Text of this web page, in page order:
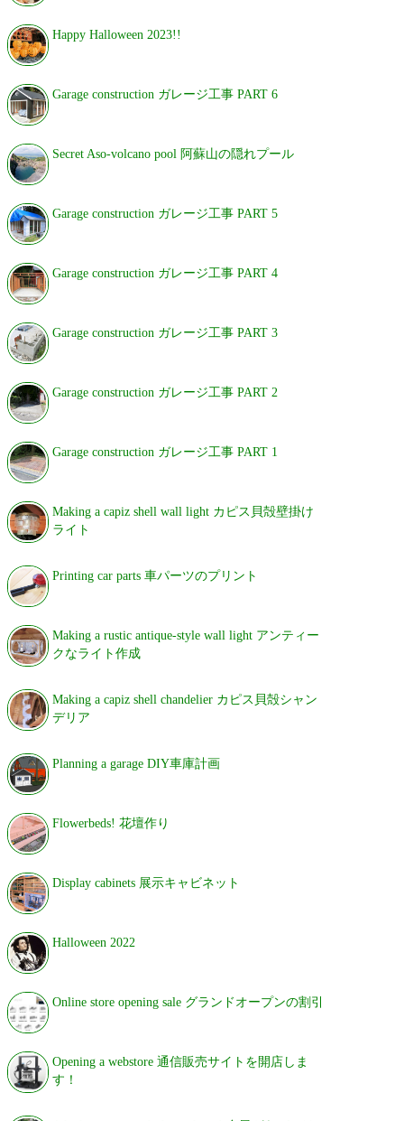
Happy Halloween 2023!!
Garage construction ガレージ工事 PART 6
Secret Aso-volcano pool 阿蘇山の隠れプール
Garage construction ガレージ工事 PART 5
Garage construction ガレージ工事 PART 4
Garage construction ガレージ工事 PART 3
Garage construction ガレージ工事 PART 2
Garage construction ガレージ工事 PART 1
Making a capiz shell wall light カピス貝殻壁掛け
ライト
Printing car parts 車パーツのプリント
Making a rustic antique-style wall light アンティー
クなライト作成
Making a capiz shell chandelier カピス貝殻シャン
デリア
Planning a garage DIY車庫計画
Flowerbeds! 花壇作り
Display cabinets 展示キャビネット
Halloween 2022
Online store opening sale グランドオープンの割引
Opening a webstore 通信販売サイトを開店しま
す！